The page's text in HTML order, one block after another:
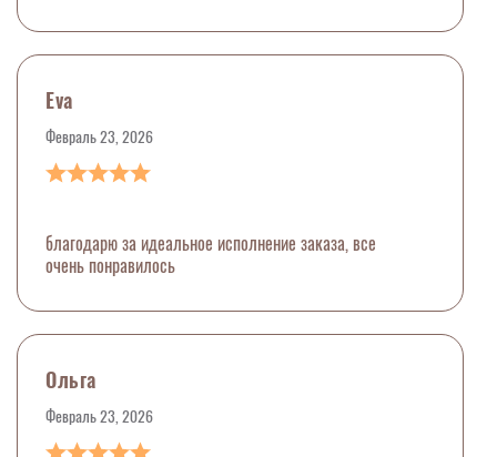
Eva
Февраль 23, 2026
благодарю за идеальное исполнение заказа, все
очень понравилось
Ольга
Февраль 23, 2026